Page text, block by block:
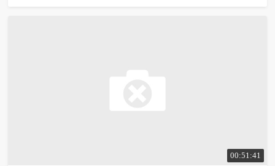
00:51:41